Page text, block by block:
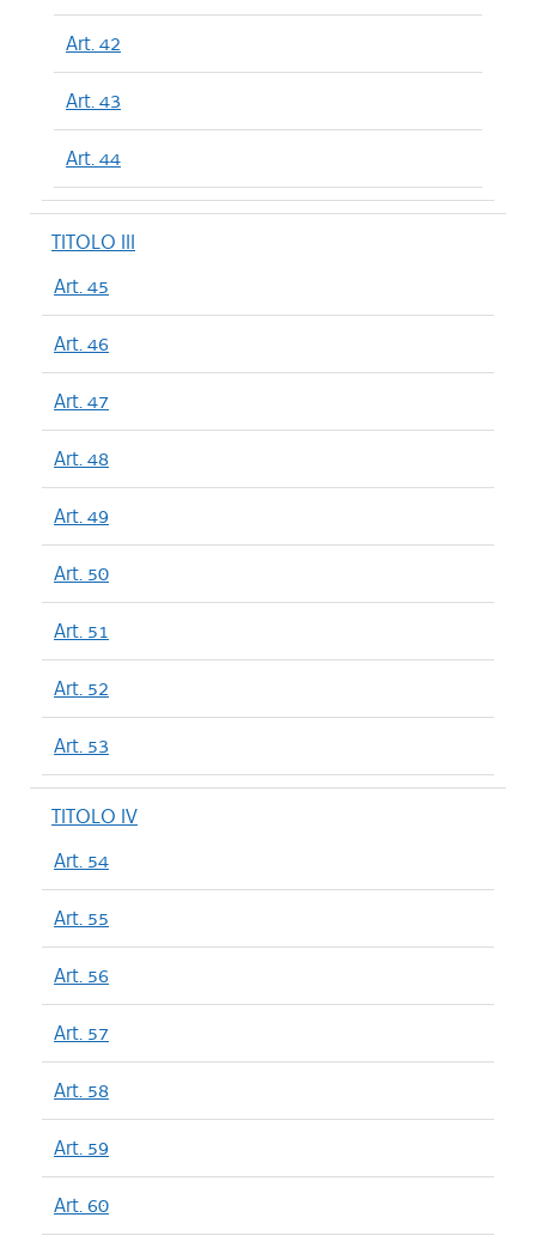
Art. 42
Art. 43
Art. 44
TITOLO III
Art. 45
Art. 46
Art. 47
Art. 48
Art. 49
Art. 50
Art. 51
Art. 52
Art. 53
TITOLO IV
Art. 54
Art. 55
Art. 56
Art. 57
Art. 58
Art. 59
Art. 60